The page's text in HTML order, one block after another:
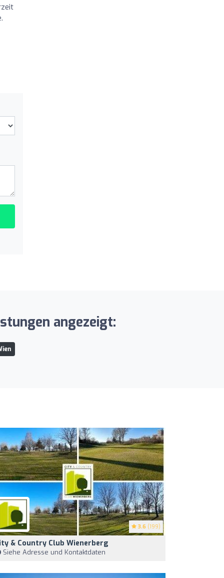
angezeigt:
3.6 (199)
& Country Club Wienerberg
Siehe Adresse und Kontaktdaten